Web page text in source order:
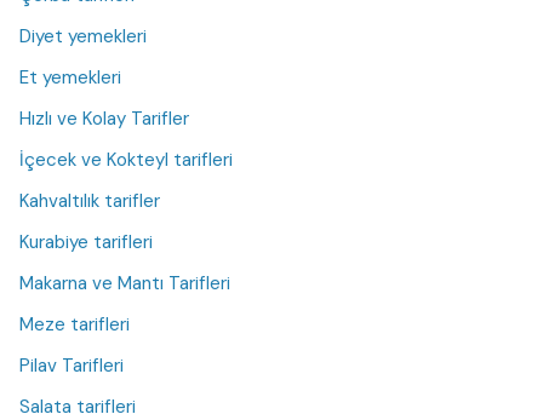
Diyet yemekleri
Et yemekleri
Hızlı ve Kolay Tarifler
İçecek ve Kokteyl tarifleri
Kahvaltılık tarifler
Kurabiye tarifleri
Makarna ve Mantı Tarifleri
Meze tarifleri
Pilav Tarifleri
Salata tarifleri